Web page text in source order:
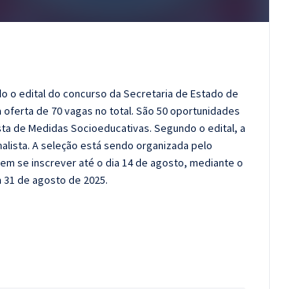
o edital do concurso da Secretaria de Estado de
oferta de 70 vagas no total. São 50 oportunidades
de Medidas Socioeducativas. Segundo o edital, a
A seleção está sendo organizada pelo
se inscrever até o dia 14 de agosto, mediante o
de agosto de 2025.